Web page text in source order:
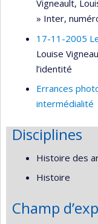
Vigneault,
» Inter,
17-11-2005
Louise
l’identité
Errances
intermédialité
Disciplines
Histoire des
Histoire
Champ